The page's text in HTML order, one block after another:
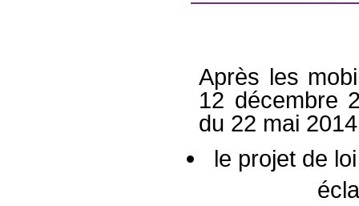
Après les
12 décembre
du 22 mai
le projet de